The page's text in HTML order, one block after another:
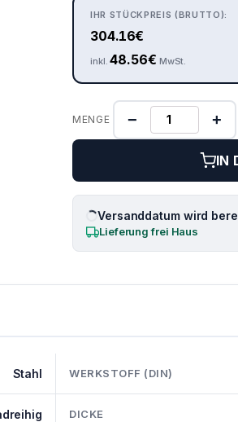
IHR STÜCKPREIS (BRUTTO):
304.16€
inkl.48.56€ MwSt.
MENGE − +
IN
Versanddatum wird
Lieferung frei Haus
Stahl WERKSTOFF (DIN)
DICKE